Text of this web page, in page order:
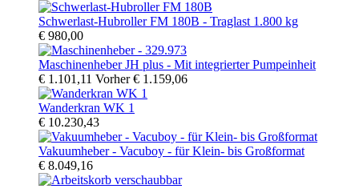
Schwerlast-Hubroller FM 180B - Traglast 1.800 kg
€ 980,00
Maschinenheber JH plus - Mit integrierter Pumpeinheit
€ 1.101,11 Vorher€ 1.159,06
Wanderkran WK 1
€ 10.230,43
Vakuumheber - Vacuboy - für Klein- bis Großformat
€ 8.049,16